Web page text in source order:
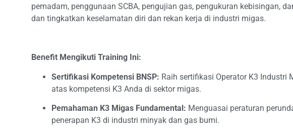
pemadam, penggunaan SCBA, pengujian gas, pengukuran kebisingan,
dan tingkatkan keselamatan diri dan rekan kerja di industri migas.
Benefit Mengikuti Training Ini:
Sertifikasi Kompetensi BNSP: Raih sertifikasi Operator K3 Industri
atas kompetensi K3 Anda di sektor migas.
Pemahaman K3 Migas Fundamental: Menguasai peraturan
penerapan K3 di industri minyak dan gas bumi.